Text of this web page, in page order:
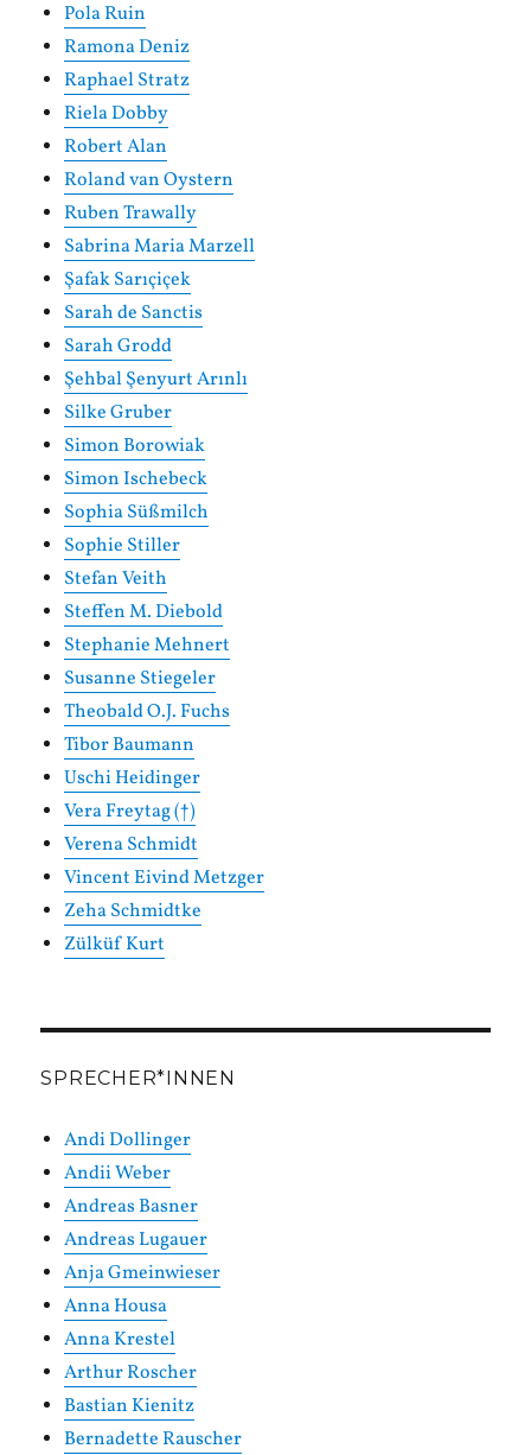
Pola Ruin
Ramona Deniz
Raphael Stratz
Riela Dobby
Robert Alan
Roland van Oystern
Ruben Trawally
Sabrina Maria Marzell
Şafak Sarıçiçek
Sarah de Sanctis
Sarah Grodd
Şehbal Şenyurt Arınlı
Silke Gruber
Simon Borowiak
Simon Ischebeck
Sophia Süßmilch
Sophie Stiller
Stefan Veith
Steffen M. Diebold
Stephanie Mehnert
Susanne Stiegeler
Theobald O.J. Fuchs
Tibor Baumann
Uschi Heidinger
Vera Freytag (†)
Verena Schmidt
Vincent Eivind Metzger
Zeha Schmidtke
Zülküf Kurt
SPRECHER*INNEN
Andi Dollinger
Andii Weber
Andreas Basner
Andreas Lugauer
Anja Gmeinwieser
Anna Housa
Anna Krestel
Arthur Roscher
Bastian Kienitz
Bernadette Rauscher